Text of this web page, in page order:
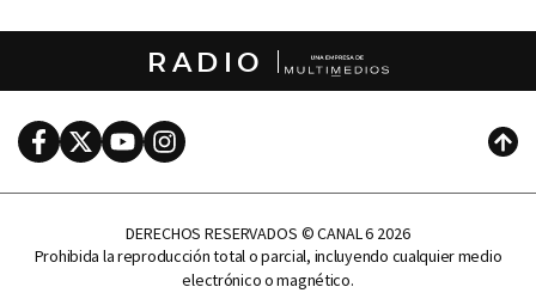
RADIO
FacebookTwitterYoutubeInstagram
DERECHOS RESERVADOS © CANAL 6 2026
Prohibida la reproducción total o parcial, incluyendo cualquier medio
electrónico o magnético.